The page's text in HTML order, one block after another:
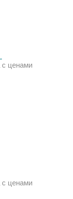
с ценами
с ценами